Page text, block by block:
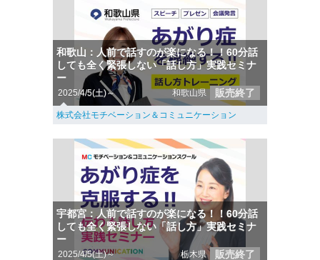
和歌山：人前で話すのが楽になる！！60分話
しても全く緊張しない「話し方」実践セミナ
ー
2025/4/5(土)～ 和歌山県 販売終了
株式会社モチベーション＆コミュニケーション
宇都宮：人前で話すのが楽になる！！60分話
しても全く緊張しない「話し方」実践セミナ
ー
2025/4/5(土)～ 栃木県 販売終了